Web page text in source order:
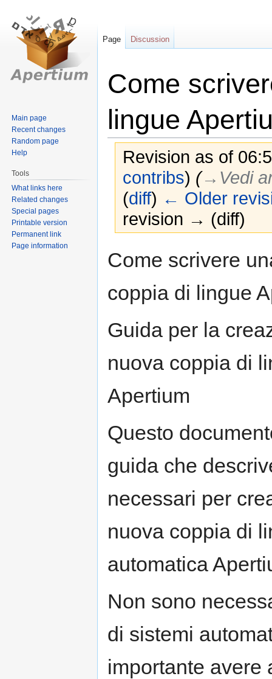
Come
lingue
Revision as of
contribs) (→‎Vedi
(diff) ← Older
revision → (diff)
to
to
Come scrivere
coppia di lingue
Guida per la
nuova coppia di
Apertium
Questo
guida che
necessari per
nuova coppia di
automatica
Non sono
di sistemi
importante avere
Page Discussion
Main page
Recent changes
Random page
Help
Tools
What links here
Related changes
Special pages
Printable version
Permanent link
Page information